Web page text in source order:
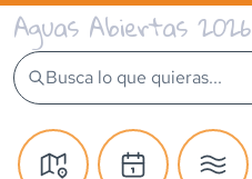
Aguas Abiertas 2026
Busca lo que quieras...